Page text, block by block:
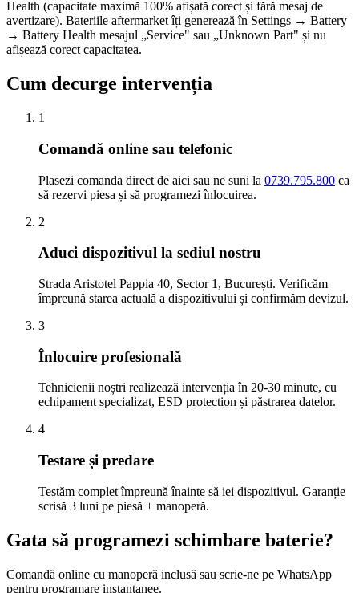
Health (capacitate maximă 100% afișată corect și fără mesaj de
avertizare). Bateriile aftermarket îți generează în Settings → Battery
→ Battery Health mesajul „Service" sau „Unknown Part" și nu
afișează corect capacitatea.
Cum decurge intervenția
1
Comandă online sau telefonic
Plasezi comanda direct de aici sau ne suni la 0739.795.800 ca
să rezervi piesa și să programezi înlocuirea.
2
Aduci dispozitivul la sediul nostru
Strada Aristotel Pappia 40, Sector 1, București. Verificăm
împreună starea actuală a dispozitivului și confirmăm devizul.
3
Înlocuire profesională
Tehnicienii noștri realizează intervenția în 20-30 minute, cu
echipament specializat, ESD protection și păstrarea datelor.
4
Testare și predare
Testăm complet împreună înainte să iei dispozitivul. Garanție
scrisă 3 luni pe piesă + manoperă.
Gata să programezi schimbare baterie?
Comandă online cu manoperă inclusă sau scrie-ne pe WhatsApp
pentru programare instantanee.